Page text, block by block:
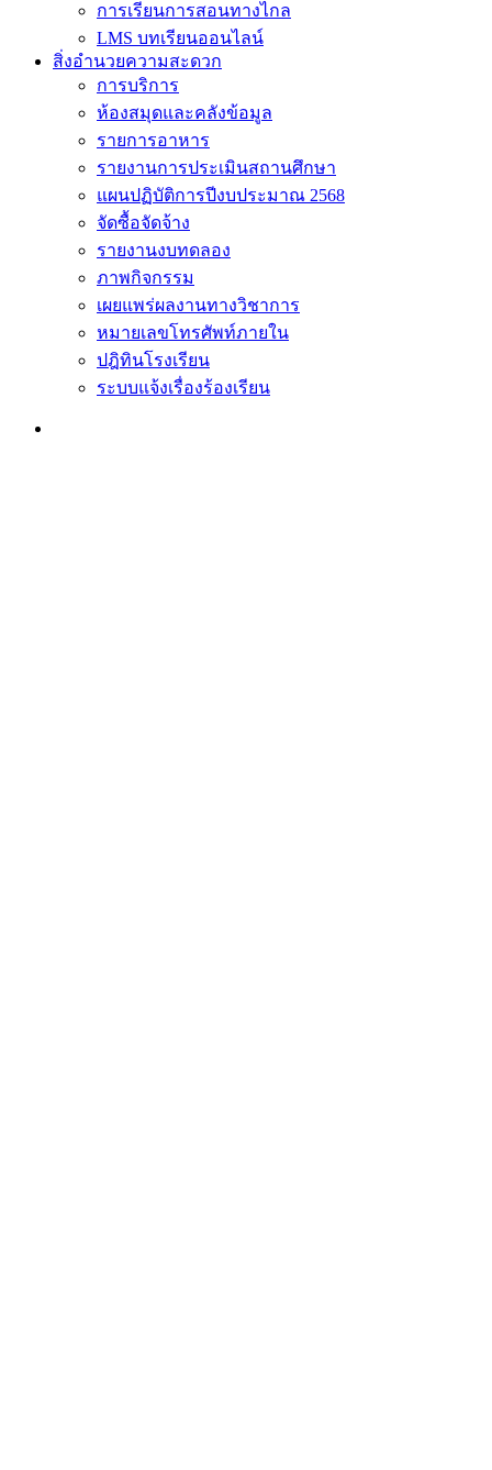
การเรียนการสอนทางไกล
LMS บทเรียนออนไลน์
สิ่งอำนวยความสะดวก
การบริการ
ห้องสมุดและคลังข้อมูล
รายการอาหาร
รายงานการประเมินสถานศึกษา
แผนปฏิบัติการปีงบประมาณ 2568
จัดซื้อจัดจ้าง
รายงานงบทดลอง
ภาพกิจกรรม
เผยแพร่ผลงานทางวิชาการ
หมายเลขโทรศัพท์ภายใน
ปฎิทินโรงเรียน
ระบบแจ้งเรื่องร้องเรียน